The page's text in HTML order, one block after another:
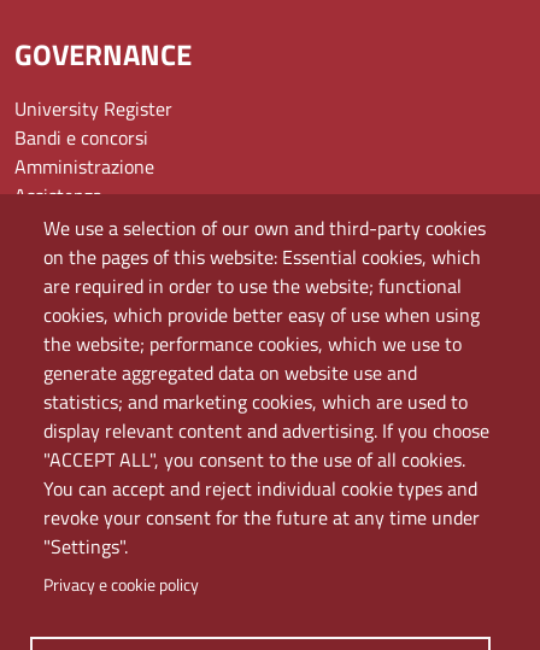
We use a selection of our own and third-party cookies
on the pages of this website: Essential cookies, which
are required in order to use the website; functional
cookies, which provide better easy of use when using
the website; performance cookies, which we use to
generate aggregated data on website use and
statistics; and marketing cookies, which are used to
display relevant content and advertising. If you choose
"ACCEPT ALL", you consent to the use of all cookies.
You can accept and reject individual cookie types and
revoke your consent for the future at any time under
"Settings".
Privacy e cookie policy
GOVERNANCE
University Register
Bandi e concorsi
Amministrazione
Assistenza
Domande frequenti (FAQ)
Elenco dei siti tematici
Mappa del sito
PEC
Rete Wi-Fi Eduroam
Servizio Proxy
Guida all’uso del portale